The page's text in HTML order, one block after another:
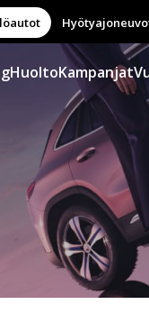
HuoltoKampanjat